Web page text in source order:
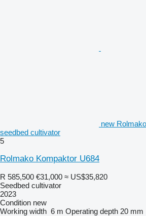
new
seedbed cultivator
5
Rolmako Kompaktor U684
R 585,500 €31,000 ≈ US$35,820
Seedbed cultivator
2023
Condition new
Working width 6 m Operating depth 20 mm